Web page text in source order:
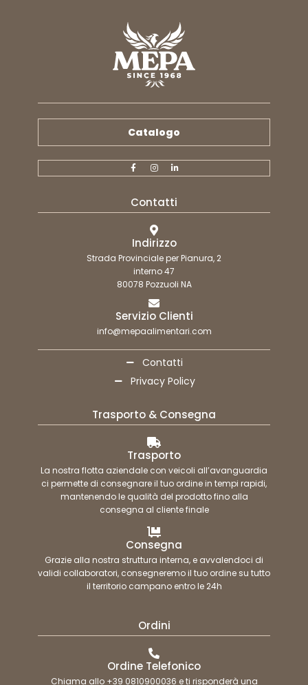
Catalogo
Contatti
Indirizzo
Strada Provinciale per Pianura, 2
interno 47
80078 Pozzuoli NA
Servizio Clienti
info@mepaalimentari.com
Contatti
Privacy Policy
Trasporto & Consegna
Trasporto
La nostra flotta aziendale con veicoli all’avanguardia
ci permette di consegnare il tuo ordine in tempi rapidi,
mantenendo le qualità del prodotto fino alla
consegna al cliente finale
Consegna
Grazie alla nostra struttura interna, e avvalendoci di
validi collaboratori, consegneremo il tuo ordine su tutto
il territorio campano entro le 24h
Ordini
Ordine Telefonico
Chiama allo +39 0810900036 e ti risponderà una